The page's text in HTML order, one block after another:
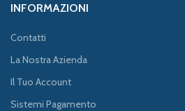
INFORMAZIONI
Contatti
La Nostra Azienda
Il Tuo Account
Sistemi Pagamento